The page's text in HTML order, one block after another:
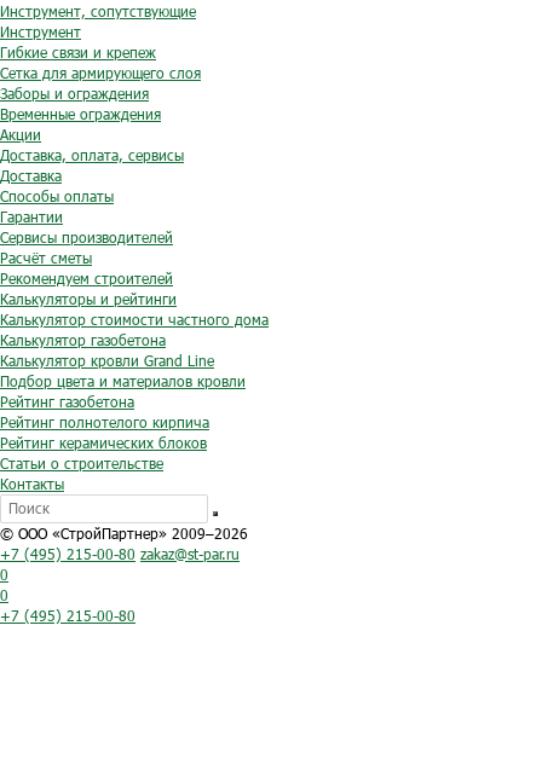
Инструмент, сопутствующие
Инструмент
Гибкие связи и крепеж
Сетка для армирующего слоя
Заборы и ограждения
Временные ограждения
Акции
Доставка, оплата, сервисы
Доставка
Способы оплаты
Гарантии
Сервисы производителей
Расчёт сметы
Рекомендуем строителей
Калькуляторы и рейтинги
Калькулятор стоимости частного дома
Калькулятор газобетона
Калькулятор кровли Grand Line
Подбор цвета и материалов кровли
Рейтинг газобетона
Рейтинг полнотелого кирпича
Рейтинг керамических блоков
Статьи о строительстве
Контакты
© ООО «СтройПартнер» 2009–2026
+7 (495) 215-00-80 zakaz@st-par.ru
0
0
+7 (495) 215-00-80